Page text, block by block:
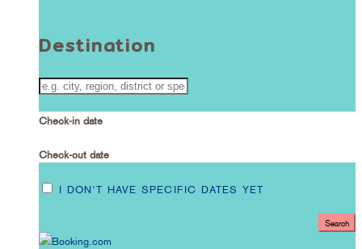
Destination
Check-in date
Check-out date
I DON'T HAVE SPECIFIC DATES YET